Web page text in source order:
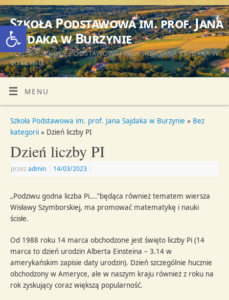
Otwórz pasek narzędzi
Szkoła Podstawowa im. prof. Jana
Sajdaka w Burzynie
STRONA SZKOŁY PODSTAWOWEJ IM. PROF. JANA SAJDAKA W
BURZYNIE
MENU
Szkoła Podstawowa im. prof. Jana Sajdaka w Burzynie » Bez
kategorii » Dzień liczby PI
Dzień liczby PI
przezadmin | 14/03/2023 |
„Podziwu godna liczba Pi….”będąca również tematem wiersza
Wisławy Szymborskiej, ma promować matematykę i nauki
ścisłe.
Od 1988 roku 14 marca obchodzone jest święto liczby Pi (14
marca to dzień urodzin Alberta Einsteina – 3.14 w
amerykańskim zapisie daty urodzin). Dzień szczególnie hucznie
obchodzony w Ameryce, ale w naszym kraju również z roku na
rok zyskujący coraz większą popularność.